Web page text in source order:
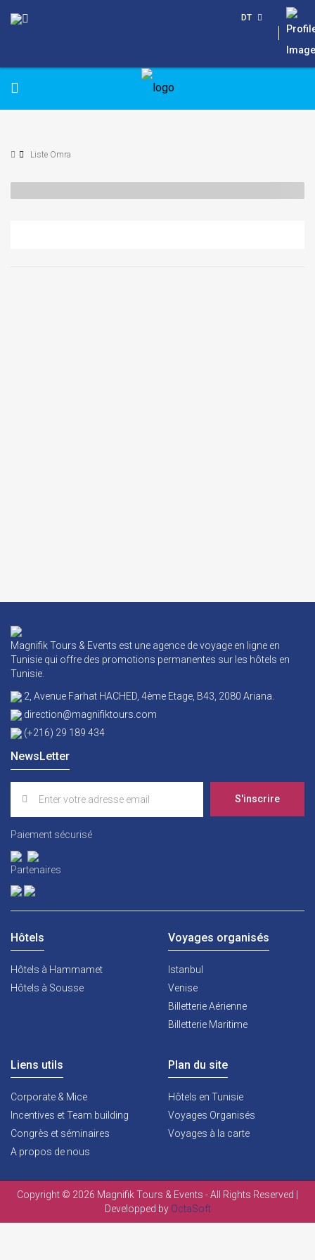
DT
Liste Omra
Magnifik Tours & Events est une agence de voyage en ligne en
Tunisie qui offre des promotions permanentes sur les hôtels en
Tunisie.
2, Avenue Farhat HACHED, 4ème Etage, B43, 2080 Ariana.
direction@magnifiktours.com
(+216) 29 189 434
NewsLetter
S'inscrire
Paiement sécurisé
Partenaires
Hôtels
Hôtels à Hammamet
Hôtels à Sousse
Voyages organisés
Istanbul
Venise
Billetterie Aérienne
Billetterie Maritime
Liens utils
Corporate & Mice
Incentives et Team building
Congrès et séminaires
A propos de nous
Plan du site
Hôtels en Tunisie
Voyages Organisés
Voyages à la carte
Copyright © 2026 Magnifik Tours & Events - All Rights Reserved |
Developped by OctaSoft